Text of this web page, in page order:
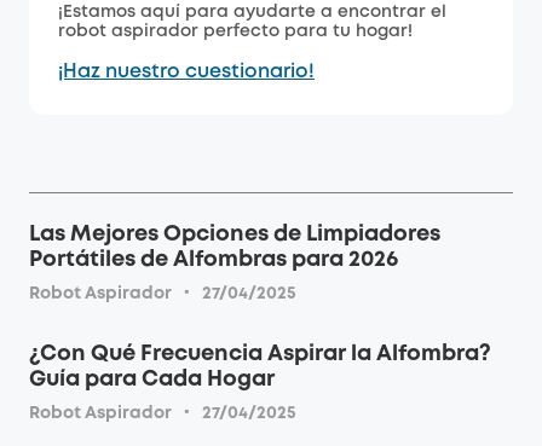
¡Estamos aquí para ayudarte a encontrar el
robot aspirador perfecto para tu hogar!
¡Haz nuestro cuestionario!
Las Mejores Opciones de Limpiadores
Portátiles de Alfombras para 2026
Robot Aspirador · 27/04/2025
¿Con Qué Frecuencia Aspirar la Alfombra?
Guía para Cada Hogar
Robot Aspirador · 27/04/2025